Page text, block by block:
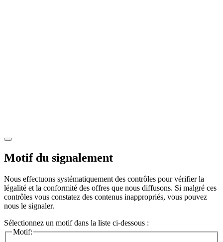
Motif du signalement
Nous effectuons systématiquement des contrôles pour vérifier la
légalité et la conformité des offres que nous diffusons. Si malgré ces
contrôles vous constatez des contenus inappropriés, vous pouvez
nous le signaler.
Sélectionnez un motif dans la liste ci-dessous :
Motif: